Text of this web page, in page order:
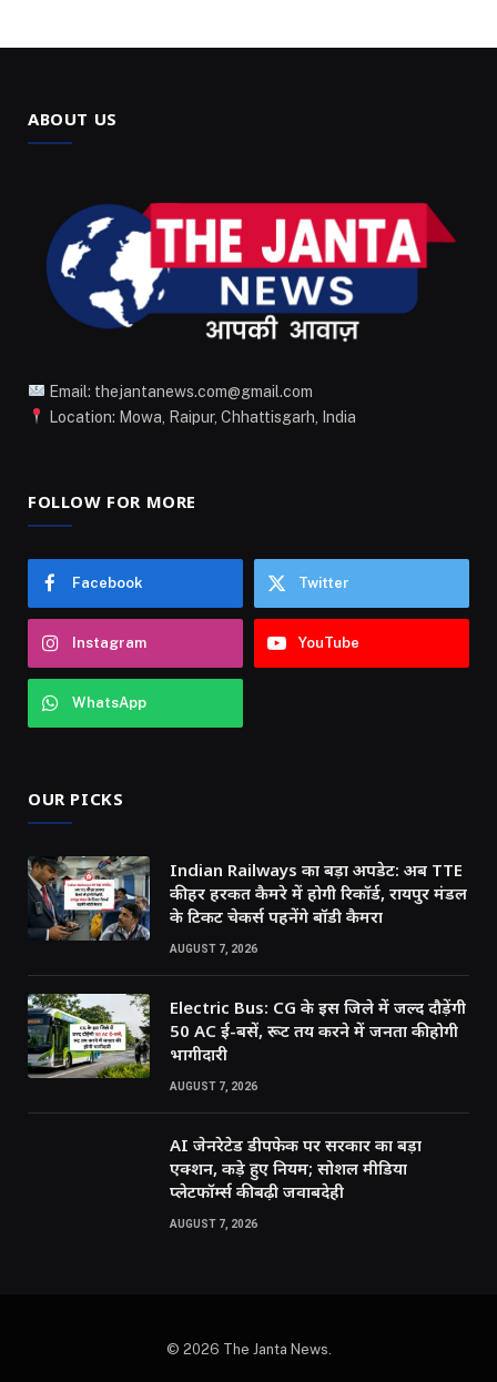
ABOUT US
Email: thejantanews.com@gmail.com
Location: Mowa, Raipur, Chhattisgarh, India
FOLLOW FOR MORE
Facebook Twitter
Instagram YouTube
WhatsApp
OUR PICKS
Indian Railways का बड़ा अपडेट: अब TTE
की हर हरकत कैमरे में होगी रिकॉर्ड, रायपुर मंडल
के टिकट चेकर्स पहनेंगे बॉडी कैमरा
AUGUST 7, 2026
Electric Bus: CG के इस जिले में जल्द दौड़ेंगी
50 AC ई-बसें, रूट तय करने में जनता की होगी
भागीदारी
AUGUST 7, 2026
AI जेनरेटेड डीपफेक पर सरकार का बड़ा
एक्शन, कड़े हुए नियम; सोशल मीडिया
प्लेटफॉर्म्स की बढ़ी जवाबदेही
AUGUST 7, 2026
© 2026 The Janta News.